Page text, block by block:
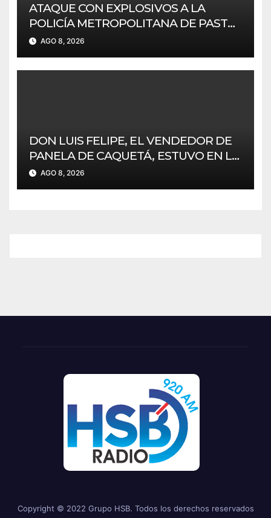
ATAQUE CON EXPLOSIVOS A LA
POLICÍA METROPOLITANA DE PASTO
SIN AFECTACIONES.
AGO 8, 2026
DON LUIS FELIPE, EL VENDEDOR DE
PANELA DE CAQUETÁ, ESTUVO EN LA
CEREMONIA DE POSESIÓN DE
AGO 8, 2026
Copyright © 2022 Grupo HSB. Todos los derechos reservados